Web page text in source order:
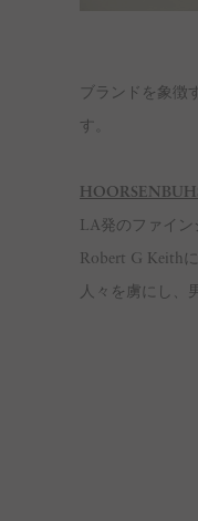
ブランドを象徴
す。
LA発のファイ
Robert G Keith
人々を虜にし、